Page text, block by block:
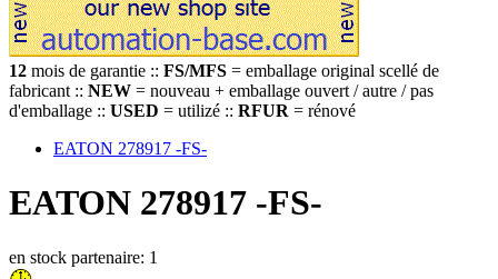
12 mois de garantie :: FS/MFS = emballage original scellé de
fabricant :: NEW = nouveau + emballage ouvert / autre / pas
d'emballage :: USED = utilizé :: RFUR = rénové
EATON 278917 -FS-
EATON 278917 -FS-
en stock partenaire: 1